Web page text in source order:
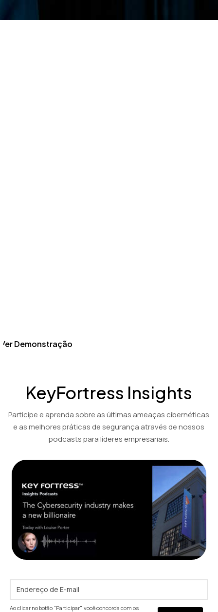
Ver Demonstração
KeyFortress Insights
Participe e aprenda sobre as últimas ameaças cibernéticas
e as melhores práticas de segurança através de nossos
podcasts para líderes empresariais.
Ao clicar no botão "Participar", você concorda com os